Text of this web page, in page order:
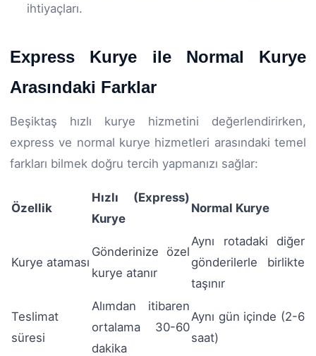
ihtiyaçları.
Express Kurye ile Normal Kurye
Arasındaki Farklar
Beşiktaş hızlı kurye hizmetini değerlendirirken,
express ve normal kurye hizmetleri arasındaki temel
farkları bilmek doğru tercih yapmanızı sağlar:
Özellik
Hızlı (Express)
Kurye
Normal Kurye
Kurye ataması
Gönderinize özel
kurye atanır
Aynı rotadaki diğer
gönderilerle birlikte
taşınır
Teslimat
süresi
Alımdan itibaren
ortalama 30-60
dakika
Aynı gün içinde (2-6
saat)